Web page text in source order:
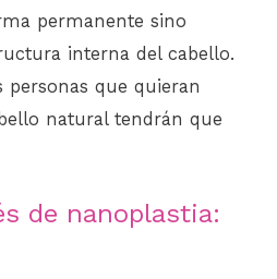
permanente sino
interna del cabello.
personas que quieran
natural tendrán que
de nanoplastia: